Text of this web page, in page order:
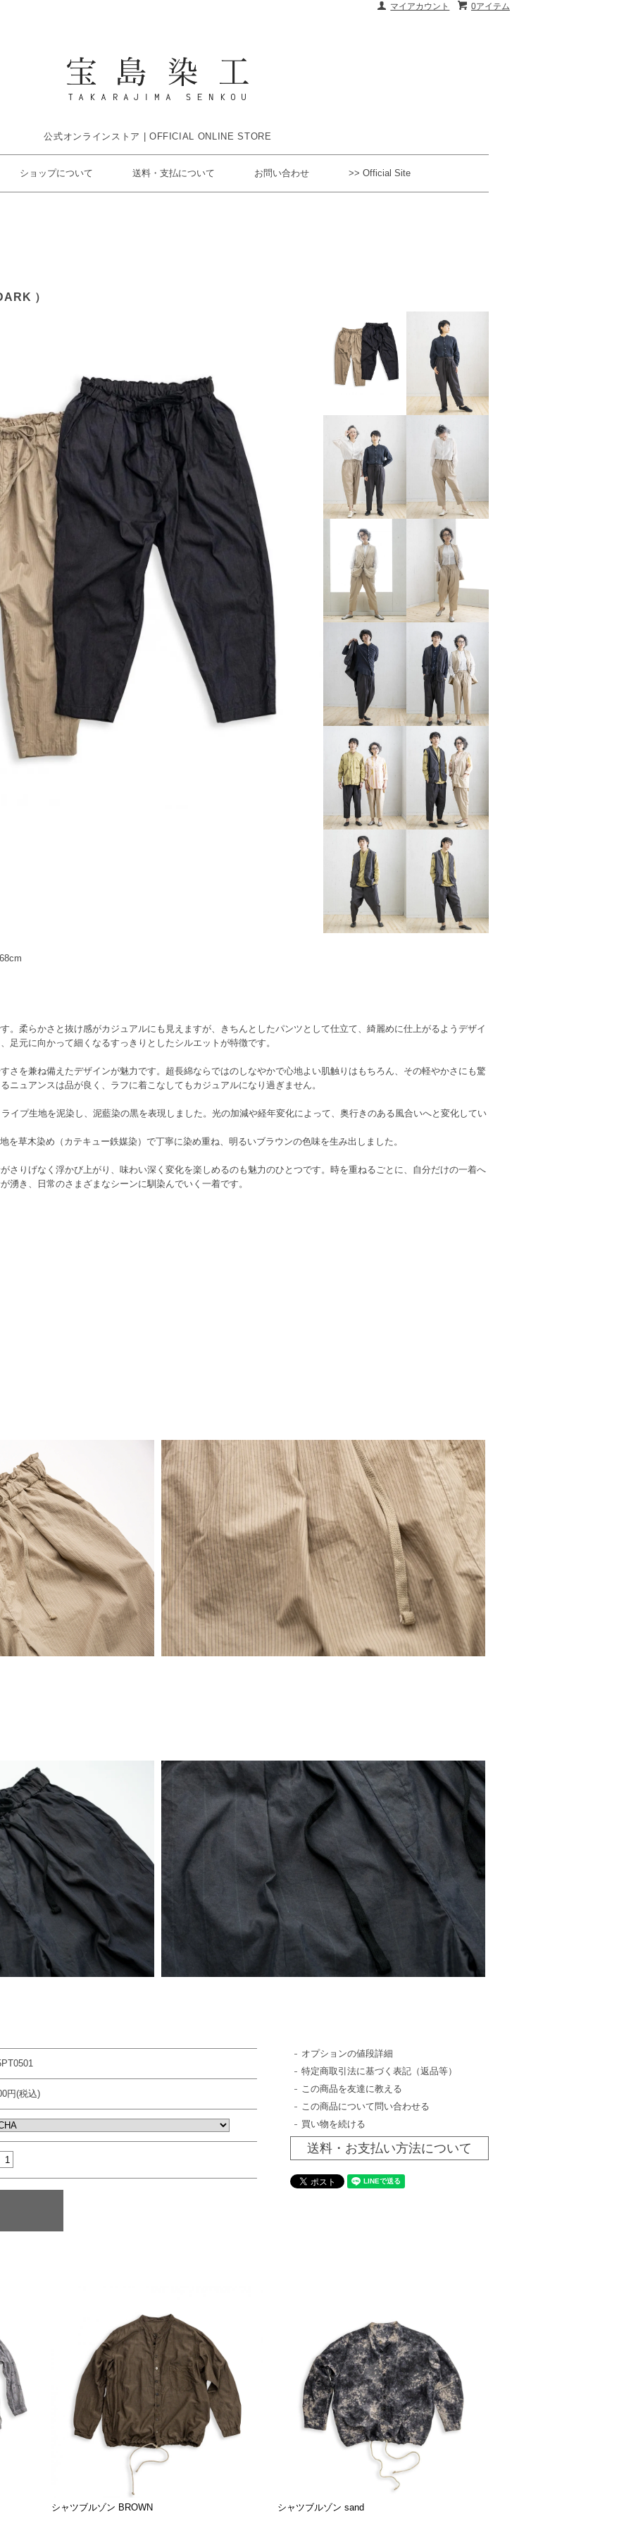
0アイテム
マイアカウント
公式オンラインストア | OFFICIAL ONLINE STORE
ショップについて 送料・支払について お問い合わせ >> Official Site
）
。柔らかさと抜け感がカジュアルにも見えますが、きちんとしたパンツとして仕立て、綺麗めに仕上がるようデザイ
足元に向かって細くなるすっきりとしたシルエットが特徴です。
さを兼ね備えたデザインが魅力です。超長綿ならではのしなやかで心地よい肌触りはもちろん、その軽やかさにも驚
ニュアンスは品が良く、ラフに着こなしてもカジュアルになり過ぎません。
イプ生地を泥染し、泥藍染の黒を表現しました。光の加減や経年変化によって、奥行きのある風合いへと変化してい
を草木染め（カテキュー鉄媒染）で丁寧に染め重ね、明るいブラウンの色味を生み出しました。
さりげなく浮かび上がり、味わい深く変化を楽しめるのも魅力のひとつです。時を重ねるごとに、自分だけの一着へ
湧き、日常のさまざまなシーンに馴染んでいく一着です。
円(税込)
オプションの値段詳細
特定商取引法に基づく表記（返品等）
この商品を友達に教える
この商品について問い合わせる
買い物を続ける
送料・お支払い方法について
シャツブルゾン BROWN シャツブルゾン sand